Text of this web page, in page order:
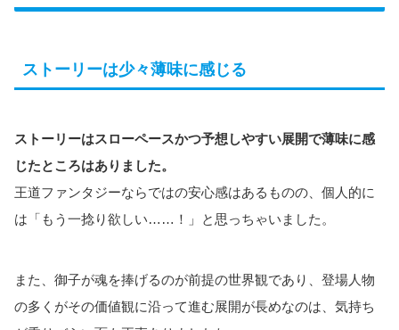
ストーリーは少々薄味に感じる
ストーリーはスローペースかつ予想しやすい展開で薄味に感
じたところはありました。
王道ファンタジーならではの安心感はあるものの、個人的に
は「もう一捻り欲しい……！」と思っちゃいました。
また、御子が魂を捧げるのが前提の世界観であり、登場人物
の多くがその価値観に沿って進む展開が長めなのは、気持ち